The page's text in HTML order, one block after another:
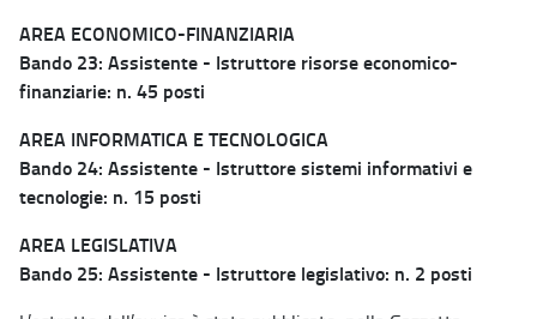
AREA ECONOMICO-FINANZIARIA
Bando 23: Assistente - Istruttore risorse economico-
finanziarie: n. 45 posti
AREA INFORMATICA E TECNOLOGICA
Bando 24: Assistente - Istruttore sistemi informativi e
tecnologie: n. 15 posti
AREA LEGISLATIVA
Bando 25: Assistente - Istruttore legislativo: n. 2 posti